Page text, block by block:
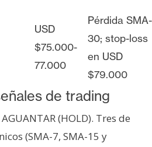
USD
$75.000-
77.000
Pérdida SMA-
30; stop-loss
en USD
$79.000
de trading
(HOLD). Tres de
(SMA-7, SMA-15 y